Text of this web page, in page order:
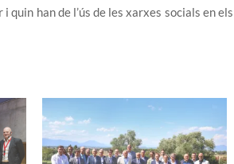
han de l’ús de les xarxes socials en els